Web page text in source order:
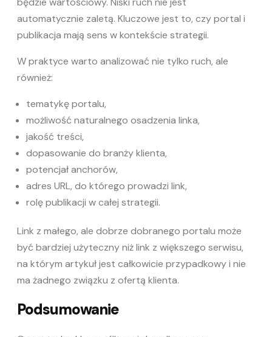
automatycznie zaletą. Kluczowe jest to, czy portal i
publikacja mają sens w kontekście strategii.
W praktyce warto analizować nie tylko ruch, ale
również:
tematykę portalu,
możliwość naturalnego osadzenia linka,
jakość treści,
dopasowanie do branży klienta,
potencjał anchorów,
adres URL, do którego prowadzi link,
rolę publikacji w całej strategii.
Link z małego, ale dobrze dobranego portalu może
być bardziej użyteczny niż link z większego serwisu,
na którym artykuł jest całkowicie przypadkowy i nie
ma żadnego związku z ofertą klienta.
Podsumowanie